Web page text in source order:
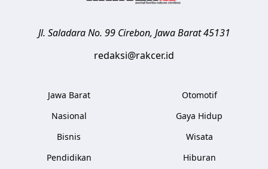
Jl. Saladara No. 99 Cirebon, Jawa Barat 45131
redaksi@rakcer.id
Jawa Barat
Nasional
Bisnis
Pendidikan
Otomotif
Gaya Hidup
Wisata
Hiburan